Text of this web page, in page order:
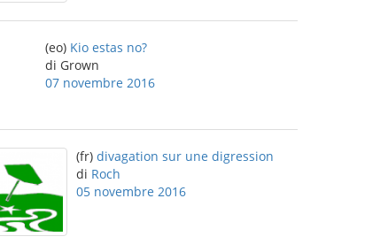
(eo) Kio estas no?
di Grown
07 novembre 2016
(fr) divagation sur une digression
di Roch
05 novembre 2016